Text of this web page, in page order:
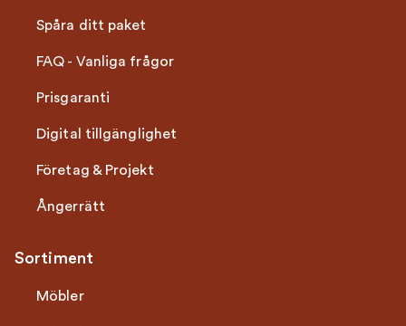
Spåra ditt paket
FAQ - Vanliga frågor
Prisgaranti
Digital tillgänglighet
Företag & Projekt
Ångerrätt
Sortiment
Möbler